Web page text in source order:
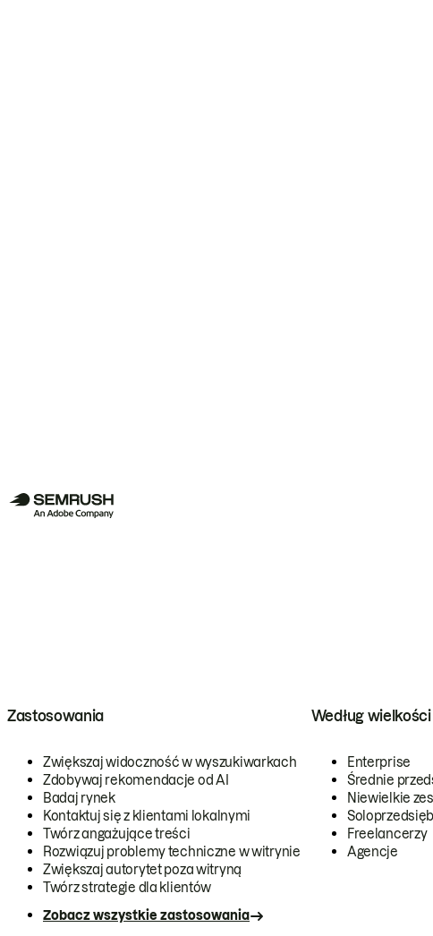
Zastosowania
Zwiększaj widoczność w wyszukiwarkach
Zdobywaj rekomendacje od AI
Badaj rynek
Kontaktuj się z klientami lokalnymi
Twórz angażujące treści
Rozwiązuj problemy techniczne w witrynie
Zwiększaj autorytet poza witryną
Twórz strategie dla klientów
Zobacz wszystkie zastosowania
Według wielkości
Enterprise
Średnie
Niewielkie
Freelancerzy
Agencje